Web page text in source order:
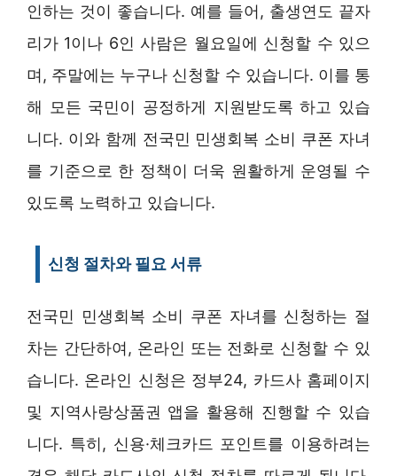
인하는 것이 좋습니다. 예를 들어, 출생연도 끝자
리가 1이나 6인 사람은 월요일에 신청할 수 있으
며, 주말에는 누구나 신청할 수 있습니다. 이를 통
해 모든 국민이 공정하게 지원받도록 하고 있습
니다. 이와 함께 전국민 민생회복 소비 쿠폰 자녀
를 기준으로 한 정책이 더욱 원활하게 운영될 수
있도록 노력하고 있습니다.
신청 절차와 필요 서류
전국민 민생회복 소비 쿠폰 자녀를 신청하는 절
차는 간단하여, 온라인 또는 전화로 신청할 수 있
습니다. 온라인 신청은 정부24, 카드사 홈페이지
및 지역사랑상품권 앱을 활용해 진행할 수 있습
니다. 특히, 신용·체크카드 포인트를 이용하려는